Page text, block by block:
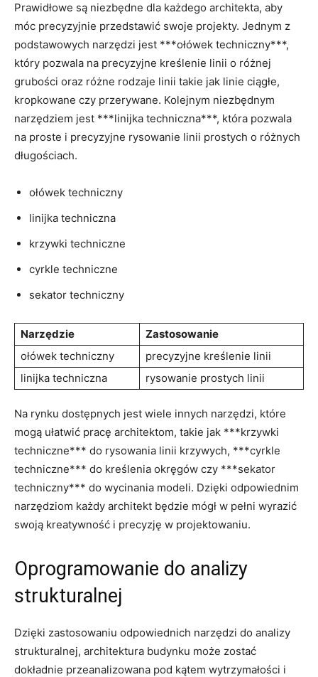
Prawidłowe‌ ​są niezbędne dla ‌każdego architekta, aby
‍móc precyzyjnie przedstawić swoje projekty.⁢ Jednym⁢ z
podstawowych narzędzi ⁢jest ***ołówek techniczny***, ​
który ⁤pozwala ⁤na​ precyzyjne ‌kreślenie linii⁢ o różnej
grubości oraz różne rodzaje linii takie jak linie ciągłe,
kropkowane czy przerywane. ‍Kolejnym niezbędnym​
narzędziem ‌jest⁢ ***linijka techniczna***, która pozwala
⁢na ‍proste i precyzyjne rysowanie‍ linii ‍prostych o ​różnych
‍długościach.
ołówek techniczny
linijka techniczna
krzywki techniczne
cyrkle techniczne
sekator⁣ techniczny
Narzędzie
Zastosowanie
ołówek techniczny
precyzyjne kreślenie linii
linijka‍ techniczna
rysowanie prostych linii
Na​ rynku dostępnych⁢ jest wiele​ innych narzędzi, które
mogą ułatwić pracę architektom, takie ​jak ***krzywki
techniczne*** do rysowania linii‍ krzywych, ***cyrkle​
techniczne*** do kreślenia okręgów czy ***sekator
techniczny*** do ‌wycinania modeli. Dzięki odpowiednim
narzędziom każdy architekt będzie ⁢mógł‌ w pełni wyrazić
‍swoją kreatywność i precyzję‌ w projektowaniu.
Oprogramowanie do ⁢analizy
strukturalnej
Dzięki zastosowaniu odpowiednich narzędzi‍ do analizy
⁣strukturalnej, architektura budynku może zostać
dokładnie przeanalizowana pod kątem ​wytrzymałości ‌i